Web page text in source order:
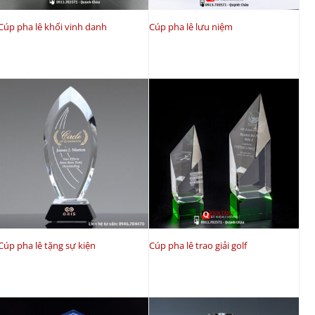
pha lê khối vinh danh Cúp pha lê lưu niệm
pha lê tặng sự kiện Cúp pha lê trao giải golf